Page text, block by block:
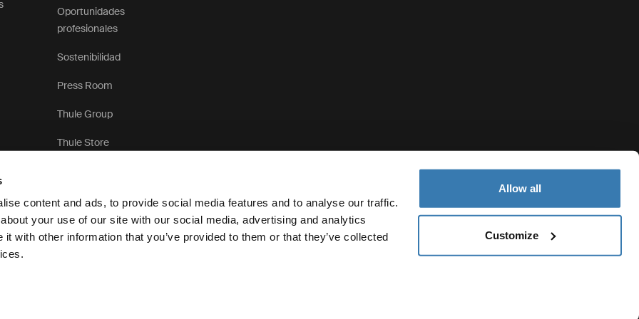
content and ads, to provide social media features and to analyse our traffic.
your use of our site with our social media, advertising and analytics
with other information that you’ve provided to them or that they’ve collected
Allow all
Customize
Oportunidades
profesionales
Sostenibilidad
Press Room
Thule Group
Thule Store
Aviso de privacidad Política de cookies Configuración de cookies Current market/